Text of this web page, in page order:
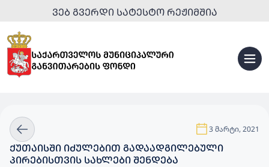
ᲕᲔᲑ ᲒᲕᲔᲠᲓᲘ ᲡᲐᲢᲔᲡᲢᲝ ᲠᲔᲟᲘᲛᲨᲘᲐ
3 მარტი, 2021
ᲥᲣᲗᲐᲘᲡᲨᲘ ᲘᲫᲣᲚᲔᲑᲘᲗ ᲒᲐᲓᲐᲐᲓᲒᲘᲚᲔᲑᲣᲚᲘ
ᲞᲘᲠᲔᲑᲘᲡᲗᲕᲘᲡ ᲡᲐᲮᲚᲔᲑᲘ ᲨᲔᲜᲓᲔᲑᲐ